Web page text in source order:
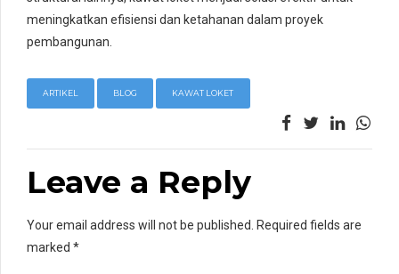
meningkatkan efisiensi dan ketahanan dalam proyek
pembangunan.
ARTIKEL BLOG KAWAT LOKET
Leave a Reply
Your email address will not be published. Required fields are
marked *